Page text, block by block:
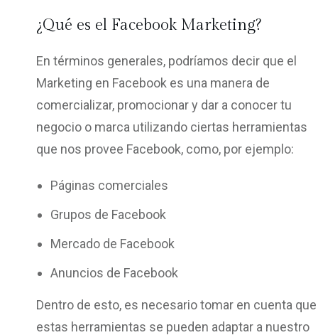
¿Qué es el Facebook Marketing?
En términos generales, podríamos decir que el
Marketing en Facebook es una manera de
comercializar, promocionar y dar a conocer tu
negocio o marca utilizando ciertas herramientas
que nos provee Facebook, como, por ejemplo:
Páginas comerciales
Grupos de Facebook
Mercado de Facebook
Anuncios de Facebook
Dentro de esto, es necesario tomar en cuenta que
estas herramientas se pueden adaptar a nuestro